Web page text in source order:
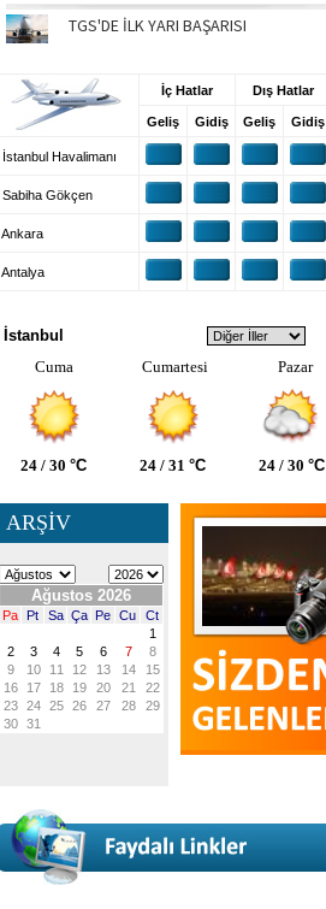
TGS'DE İLK YARI BAŞARISI
İç Hatlar Dış Hatlar
Geliş Gidiş Geliş Gidiş
İstanbul Havalimanı
Sabiha Gökçen
Ankara
Antalya
İstanbul
Cuma
Cumartesi Pazar
24 / 30 °C 24 / 31 °C 24 / 30 °C
ARŞİV